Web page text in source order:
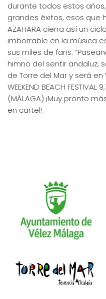
durante todos estos
grandes éxitos, esos que
AZAHARA cierra así un
imborrable en la música
sus miles de fans.
himno del sentir andaluz,
de Torre del Mar y será
WEEKEND BEACH FESTIVAL
(MÁLAGA) ¡Muy pronto
en cartel!